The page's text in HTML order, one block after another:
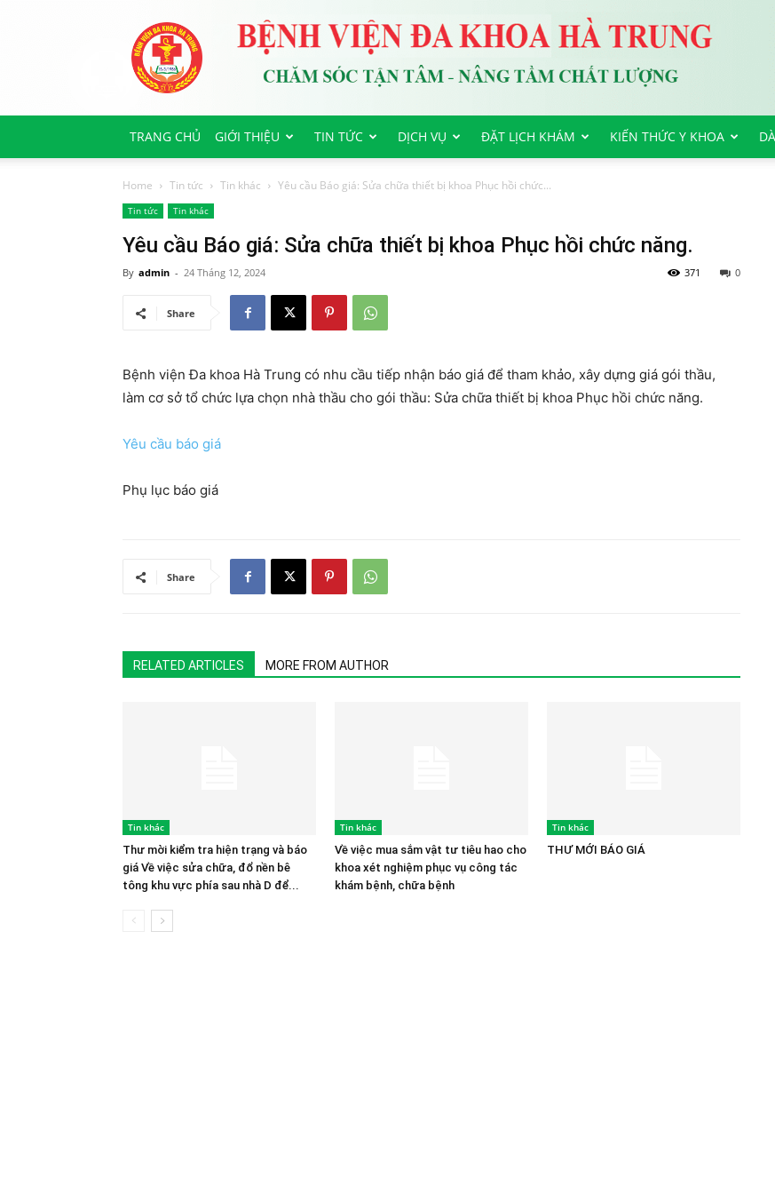
Bệnh
viện
Đa
Khoa
Trung
TRANG CHỦ
GIỚI THIỆU TIN TỨC DỊCH VỤ ĐẶT LỊCH KHÁM KIẾN THỨC Y KHOA
Home Tin tức Tin khác Yêu cầu Báo giá: Sửa chữa thiết bị khoa Phục hồi chức...
Tin tức Tin khác
Yêu cầu Báo giá: Sửa chữa thiết bị khoa Phục hồi chức năng.
By admin - 24 Tháng 12, 2024 0
371
Share
Bệnh viện Đa khoa Hà Trung có nhu cầu tiếp nhận báo giá để tham khảo, xây dựng giá gói thầu,
làm cơ sở tổ chức lựa chọn nhà thầu cho gói thầu: Sửa chữa thiết bị khoa Phục hồi chức năng.
Yêu cầu báo giá
Phụ lục báo giá
Share
RELATED ARTICLES MORE FROM AUTHOR
Tin khác
Thư mời kiểm tra hiện trạng và báo
giá Về việc sửa chữa, đổ nền bê
tông khu vực phía sau nhà D để...
Tin khác
Về việc mua sắm vật tư tiêu hao cho
khoa xét nghiệm phục vụ công tác
khám bệnh, chữa bệnh
Tin khác
THƯ MỚI BÁO GIÁ